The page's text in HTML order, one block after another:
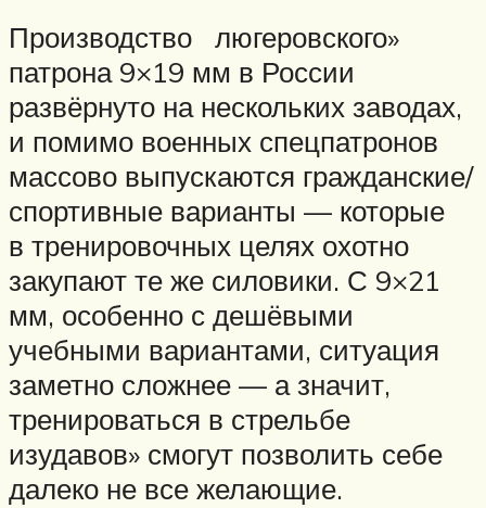
Производство люгеровского»
патрона 9×19 мм в России
развёрнуто на нескольких заводах,
и помимо военных спецпатронов
массово выпускаются гражданские/
спортивные варианты — которые
в тренировочных целях охотно
закупают те же силовики. С 9×21
мм, особенно с дешёвыми
учебными вариантами, ситуация
заметно сложнее — а значит,
тренироваться в стрельбе
изудавов» смогут позволить себе
далеко не все желающие.